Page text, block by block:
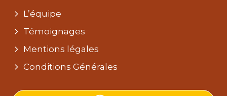
L’équipe
Témoignages
Mentions légales
Conditions Générales